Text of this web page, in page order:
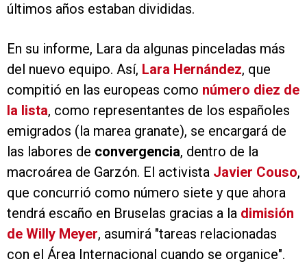
últimos años estaban divididas.
En su informe, Lara da algunas pinceladas más
del nuevo equipo. Así, Lara Hernández, que
compitió en las europeas como número diez de
la lista, como representantes de los españoles
emigrados (la marea granate), se encargará de
las labores de convergencia, dentro de la
macroárea de Garzón. El activista Javier Couso,
que concurrió como número siete y que ahora
tendrá escaño en Bruselas gracias a la dimisión
de Willy Meyer, asumirá "tareas relacionadas
con el Área Internacional cuando se organice".